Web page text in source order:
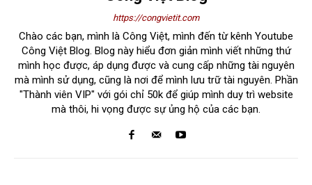
https://congvietit.com
Chào các bạn, mình là Công Việt, mình đến từ kênh Youtube
Công Việt Blog. Blog này hiểu đơn giản mình viết những thứ
mình học được, áp dụng được và cung cấp những tài nguyên
mà mình sử dụng, cũng là nơi để mình lưu trữ tài nguyên. Phần
"Thành viên VIP" với gói chỉ 50k để giúp mình duy trì website
mà thôi, hi vọng được sự ủng hộ của các bạn.